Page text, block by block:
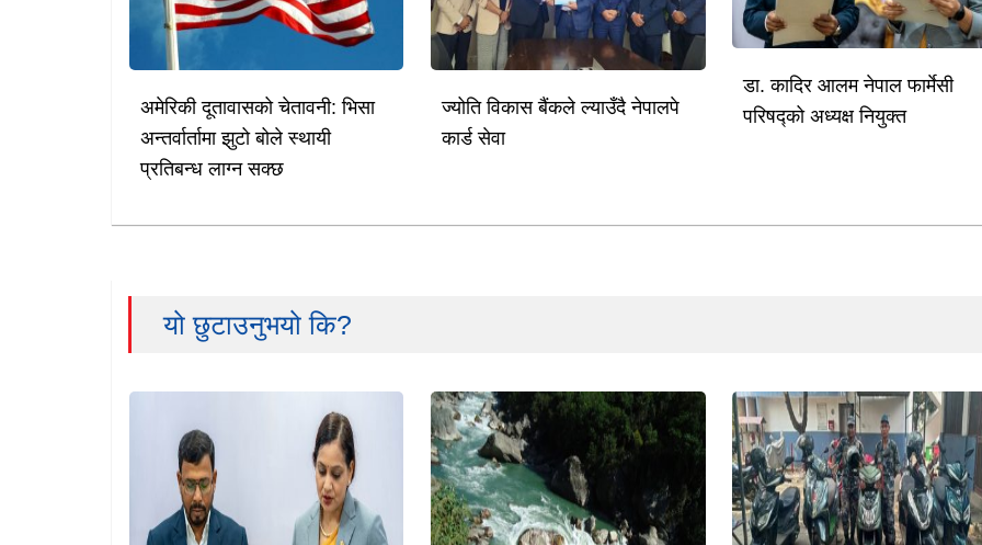
अमेरिकी दूतावासको चेतावनी: भिसा
अन्तर्वार्तामा झुटो बोले स्थायी
प्रतिबन्ध लाग्न सक्छ
ज्योति विकास बैंकले ल्याउँदै नेपालपे
कार्ड सेवा
डा. कादिर आलम नेपाल फार्मेसी
परिषद्को अध्यक्ष नियुक्त
यो छुटाउनुभयो कि?